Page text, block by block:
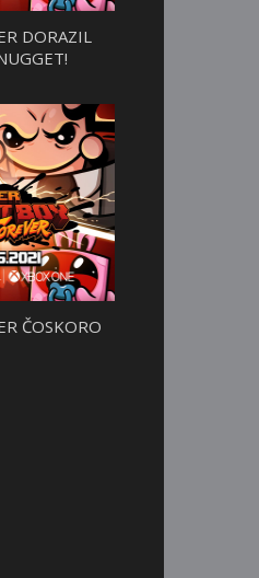
DORAZIL
ČOSKORO